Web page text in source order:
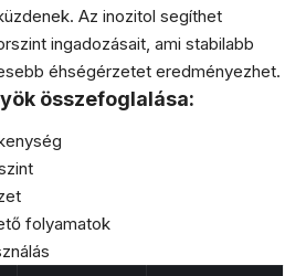
Az inozitol segíthet
ingadozásait, ami stabilabb
éhségérzetet eredményezhet.
összefoglalása:
folyamatok